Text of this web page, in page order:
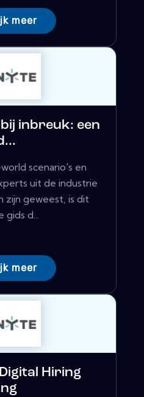
meer
inbreuk: een
scenario's en
uit de industrie
zijn geweest, is dit
gids d...
meer
Hiring